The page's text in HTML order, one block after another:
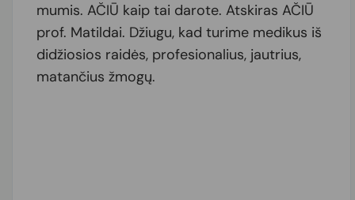
mumis. AČIŪ kaip tai darote. Atskiras AČIŪ
prof. Matildai. Džiugu, kad turime medikus iš
didžiosios raidės, profesionalius, jautrius,
matančius žmogų.